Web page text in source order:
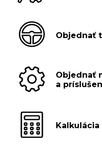
Objednať
Objednať
a